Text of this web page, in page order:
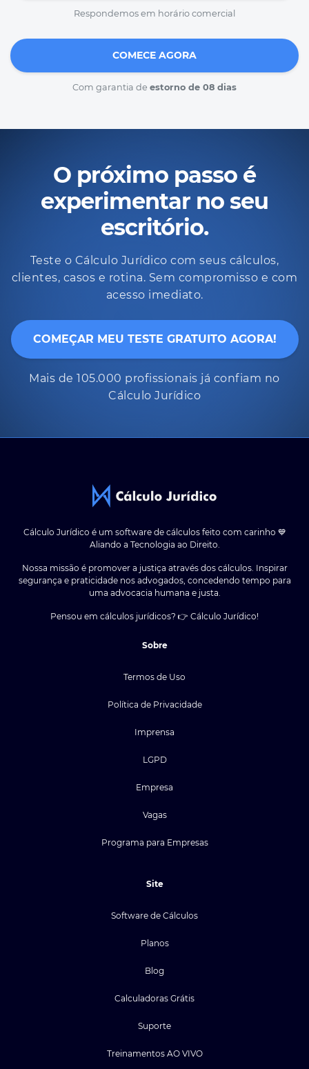
Respondemos em horário comercial
COMECE AGORA
Com garantia de estorno de 08 dias
O próximo passo é
experimentar no seu
escritório.
Teste o Cálculo Jurídico com seus cálculos,
clientes, casos e rotina. Sem compromisso e com
acesso imediato.
COMEÇAR MEU TESTE GRATUITO AGORA!
Mais de 105.000 profissionais já confiam no
Cálculo Jurídico
Cálculo Jurídico é um software de cálculos feito com carinho 💙
Aliando a Tecnologia ao Direito.
Nossa missão é promover a justiça através dos cálculos. Inspirar
segurança e praticidade nos advogados, concedendo tempo para
uma advocacia humana e justa.
Pensou em cálculos jurídicos? 👉 Cálculo Jurídico!
Sobre
Termos de Uso
Política de Privacidade
Imprensa
LGPD
Empresa
Vagas
Programa para Empresas
Site
Software de Cálculos
Planos
Blog
Calculadoras Grátis
Suporte
Treinamentos AO VIVO